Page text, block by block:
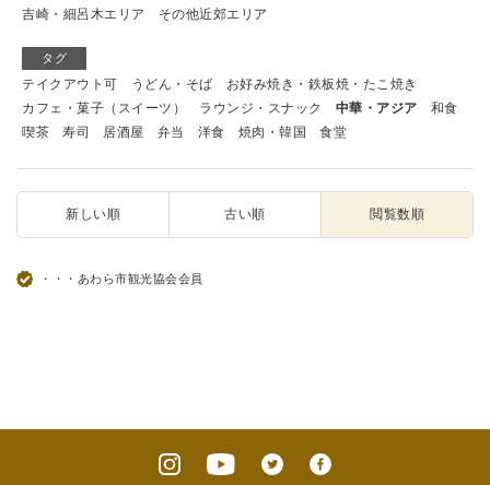
吉崎・細呂木エリア その他近郊エリア
タグ
テイクアウト可 うどん・そば
お好み焼き・鉄板焼・たこ焼き
カフェ・菓子（スイーツ）
ラウンジ・スナック 中華・アジア
和食
喫茶
寿司 居酒屋 弁当 洋食 焼肉・韓国 食堂
新しい順 古い順 閲覧数順
・・・あわら市観光協会会員